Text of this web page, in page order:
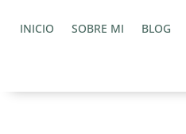
INICIO SOBRE MI BLOG